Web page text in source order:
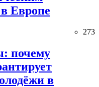
Европе
273
почему
в